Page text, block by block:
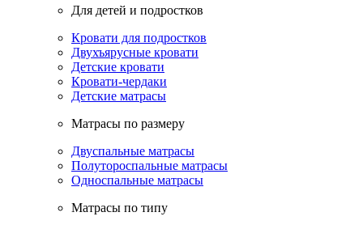
Для детей и подростков
Кровати для подростков
Двухъярусные кровати
Детские кровати
Кровати-чердаки
Детские матрасы
Матрасы по размеру
Двуспальные матрасы
Полутороспальные матрасы
Односпальные матрасы
Матрасы по типу